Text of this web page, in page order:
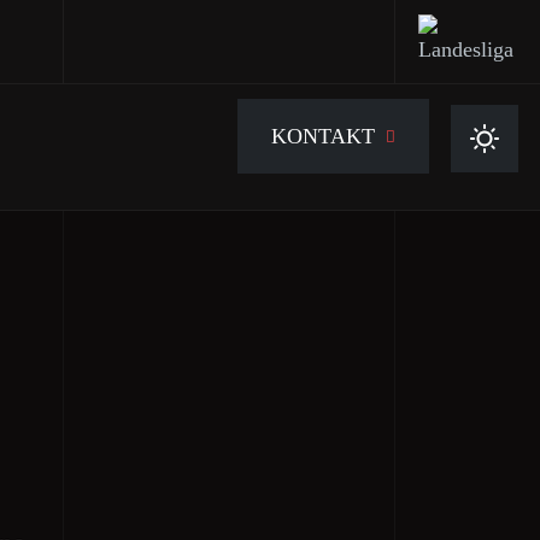
KONTAKT